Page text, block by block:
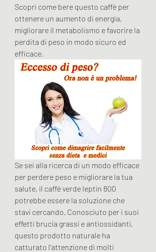
Scopri come bere questo caffè per
ottenere un aumento di energia,
migliorare il metabolismo e favorire la
perdita di peso in modo sicuro ed
efficace.
Se sei alla ricerca di un modo efficace
per perdere peso e migliorare la tua
salute, il caffè verde leptin 800
potrebbe essere la soluzione che
stavi cercando. Conosciuto per i suoi
effetti brucia grassi e antiossidanti,
questo prodotto naturale ha
catturato l'attenzione di molti